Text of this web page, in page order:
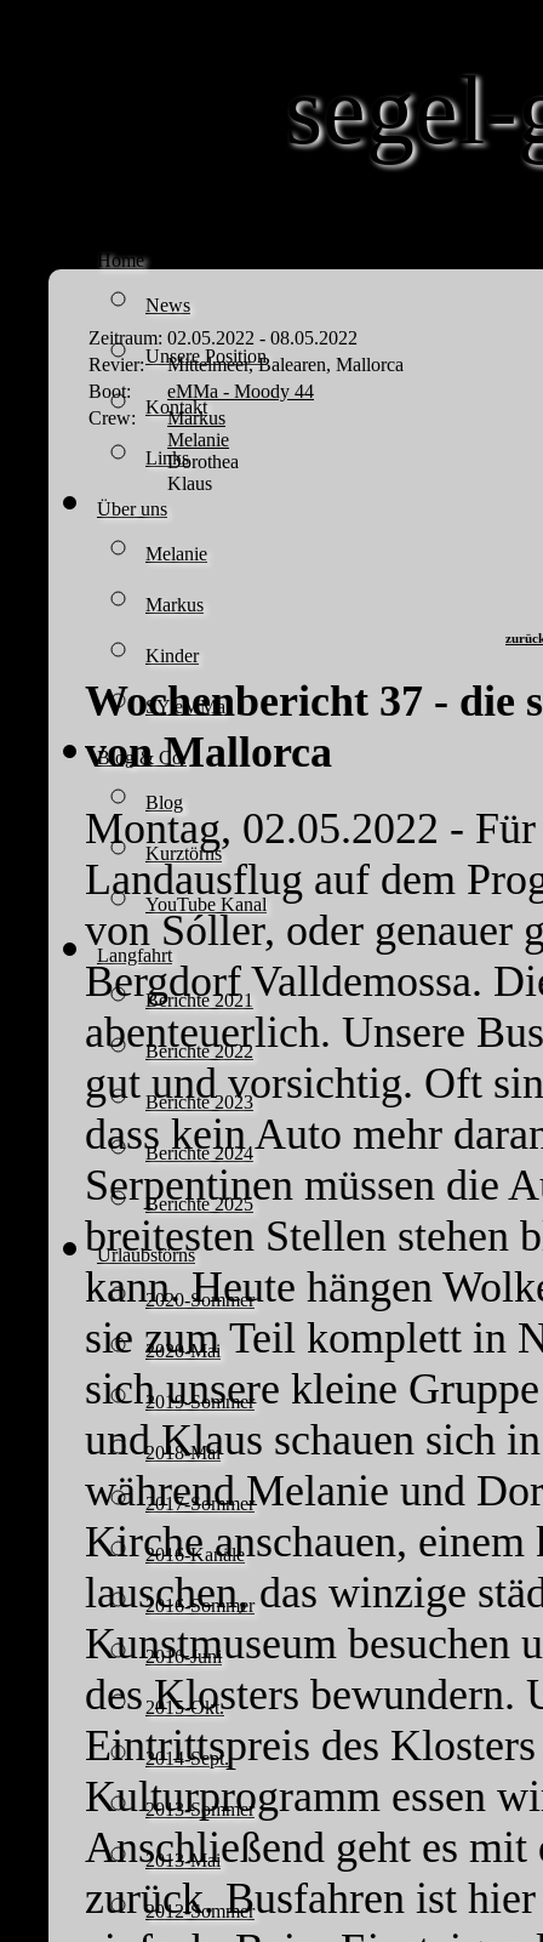
Home
News
Unsere Position
Kontakt
Links
Über uns
Melanie
Markus
Kinder
SY eMMa
Blog & Co.
Blog
Kurztörns
YouTube Kanal
Langfahrt
Berichte 2021
Berichte 2022
Berichte 2023
Berichte 2024
Berichte 2025
Urlaubstörns
2020-Sommer
2020-Mai
2019-Sommer
2018-Mai
2017-Sommer
2016-Kanäle
2016-Sommer
2016-Juni
2015-Okt.
2014-Sept.
2013-Sommer
2013-Mai
2012-Sommer
Zeitraum: 02.05.2022 - 08.05.2022
Revier:
Mittelmeer, Balearen, Mallorca
Boot:
eMMa - Moody 44
Crew:
Markus
Melanie
Dorothea
Klaus
Wochenbericht 37 - die
von Mallorca
Montag, 02.05.2022 -
Landausflug auf dem
von Sóller, oder genauer
Bergdorf Valldemossa.
abenteuerlich. Unsere
gut und vorsichtig. Oft
dass kein Auto mehr
Serpentinen müssen die
breitesten Stellen stehen
kann. Heute hängen
sie zum Teil komplett in
sich unsere kleine
und Klaus schauen sich
während Melanie und
Kirche anschauen,
lauschen, das winzige
Kunstmuseum besuchen
des Klosters bewundern.
Eintrittspreis des
Kulturprogramm essen
Anschließend geht es
zurück. Busfahren ist